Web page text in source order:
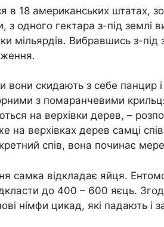
в 18 американських штатах,
з одного гектара з-під землі
мільярдів. Вибравшись з-
вони скидають з себе панцир
з помаранчевими
на верхівки дерев, –
на верхівках дерев самці
спів, вона починає
самка відкладає яйця.
до 400 – 600 яєць.
німфи цикад, які падають і